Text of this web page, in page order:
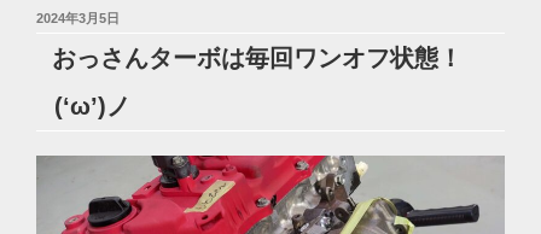
投
2024年3月5日
おっさんターボは毎回ワンオフ状態！
(‘ω’)ノ